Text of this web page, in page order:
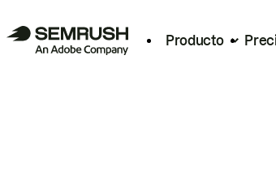
Producto